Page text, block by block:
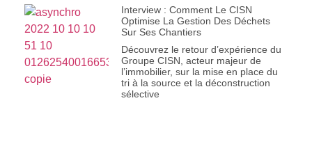
Interview : Comment Le CISN
Optimise La Gestion Des Déchets
Sur Ses Chantiers
Découvrez le retour d’expérience du
Groupe CISN, acteur majeur de
l’immobilier, sur la mise en place du
tri à la source et la déconstruction
sélective